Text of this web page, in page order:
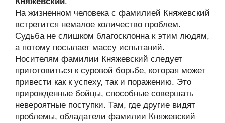
На жизненном человека с фамилией Княжевский
встретится немалое количество проблем.
Судьба не слишком благосклонна к этим людям,
а потому посылает массу испытаний.
Носителям фамилии Княжевский следует
приготовиться к суровой борьбе, которая может
привести как к успеху, так и поражению. Это
прирожденные бойцы, способные совершать
невероятные поступки. Там, где другие видят
проблемы, обладатели фамилии Княжевский